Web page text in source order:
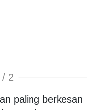
/ 2
paling berkesan